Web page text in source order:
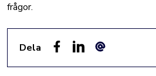
frågor.
Dela